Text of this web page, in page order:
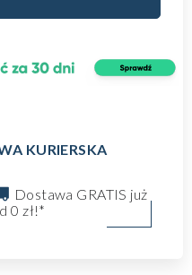
KURIERSKA
Dostawa GRATIS już
0 zł!*